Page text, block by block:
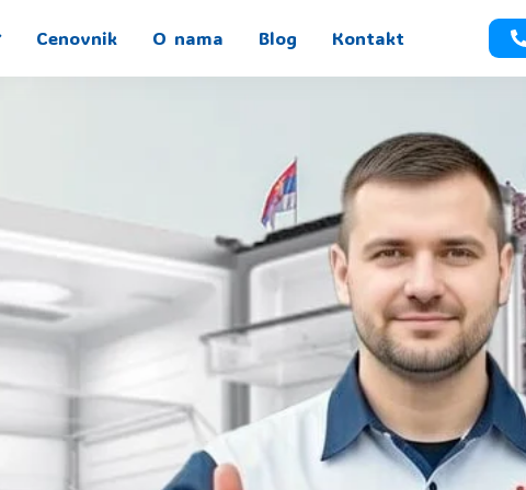
Cenovnik O nama Blog Kontakt